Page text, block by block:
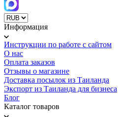
Информация
Инструкции по работе с сайтом
О нас
Оплата заказов
Отзывы о магазине
Доставка посылок из Таиланда
Экспорт из Таиланда для бизнеса
Блог
Каталог товаров